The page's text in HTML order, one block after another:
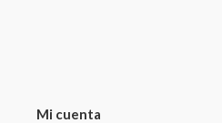
Mi cuenta